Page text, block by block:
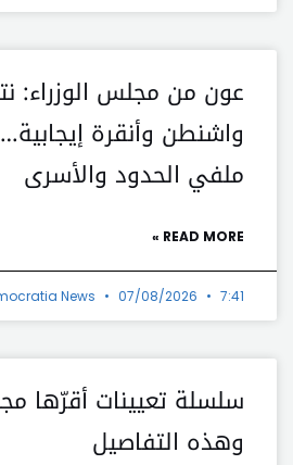
عون من مجلس الوزراء:
واشنطن وأنقرة
ملفي الحدود والأسرى
READ MORE »
News 07/08/2026 7:41 م
سلسلة تعيينات أقرّها
وهذه التفاصيل